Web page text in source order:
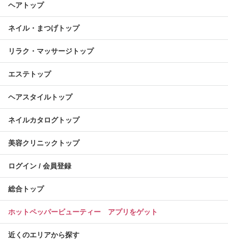
ヘアトップ
ネイル・まつげトップ
リラク・マッサージトップ
エステトップ
ヘアスタイルトップ
ネイルカタログトップ
美容クリニックトップ
ログイン / 会員登録
総合トップ
ホットペッパービューティー アプリをゲット
近くのエリアから探す